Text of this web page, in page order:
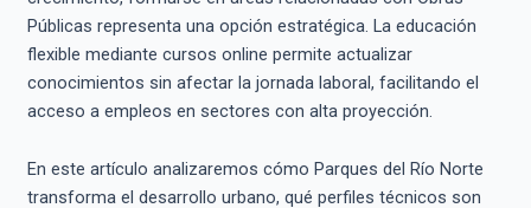
Públicas representa una opción estratégica. La educación
flexible mediante cursos online permite actualizar
conocimientos sin afectar la jornada laboral, facilitando el
acceso a empleos en sectores con alta proyección.
En este artículo analizaremos cómo Parques del Río Norte
transforma el desarrollo urbano, qué perfiles técnicos son